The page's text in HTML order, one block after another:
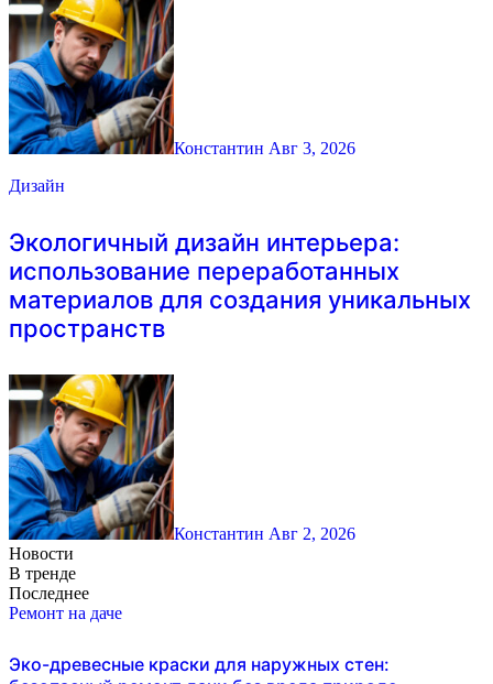
Константин Авг 3, 2026
Дизайн
Экологичный дизайн интерьера:
использование переработанных
материалов для создания уникальных
пространств
Константин Авг 2, 2026
Новости
В тренде
Последнее
Ремонт на даче
Эко-древесные краски для наружных стен: